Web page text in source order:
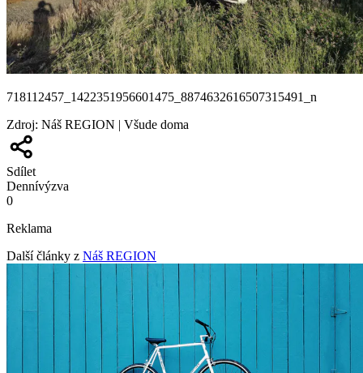
718112457_1422351956601475_8874632616507315491_n
Zdroj: Náš REGION | Všude doma
Sdílet
Dennívýzva
0
Reklama
Další články z Náš REGION